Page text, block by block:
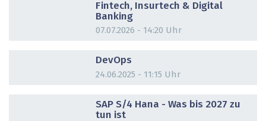
Fintech, Insurtech & Digital
Banking
07.07.2026 - 14:20 Uhr
DevOps
24.06.2025 - 11:15 Uhr
SAP S/4 Hana - Was bis 2027 zu
tun ist